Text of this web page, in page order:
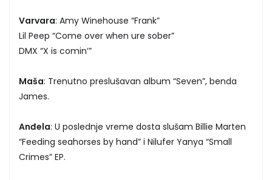
Varvara: Amy Winehouse “Frank”
Lil Peep “Come over when ure sober”
DMX “X is comin’”
Maša: Trenutno preslušavan album “Seven”, benda
James.
Anđela: U poslednje vreme dosta slušam Billie Marten
“Feeding seahorses by hand” i Nilufer Yanya “Small
Crimes” EP.